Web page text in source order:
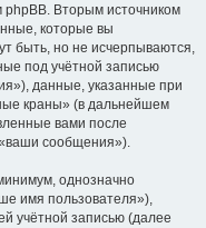
Вторым источником
которые вы
быть, но не исчерпываются,
под учётной записью
данные, указанные при
краны» (в дальнейшем
вами после
сообщения»).
однозначно
имя пользователя»),
учётной записью (далее